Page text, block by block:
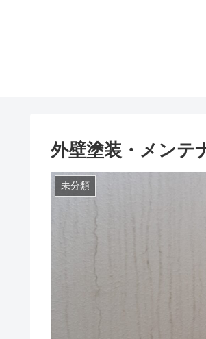
外壁塗装・メンテ
未分類